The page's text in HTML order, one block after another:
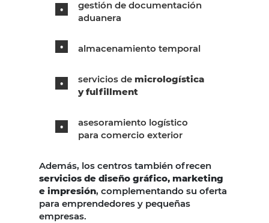
gestión de documentación
aduanera
almacenamiento temporal
servicios de micrologística
y fulfillment
asesoramiento logístico
para comercio exterior
Además, los centros también ofrecen
servicios de diseño gráfico, marketing
e impresión, complementando su oferta
para emprendedores y pequeñas
empresas.